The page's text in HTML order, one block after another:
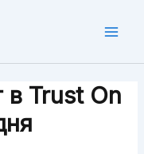
в Trust On